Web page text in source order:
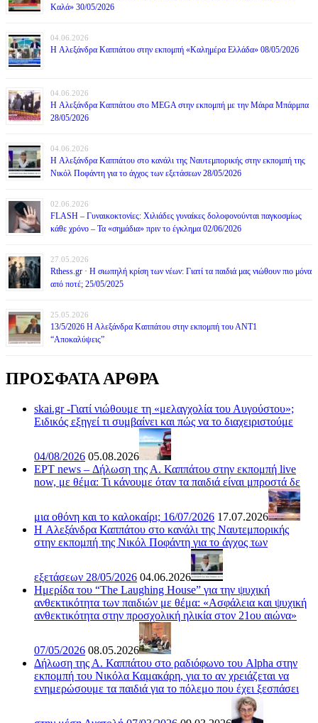
Καλά» 30/05/2026
04.06.2026
H Αλεξάνδρα Καππάτου στην εκπομπή «Καλημέρα Ελλάδα» 08/05/2026
04.06.2026
H Αλεξάνδρα Καππάτου στο MEGA στην εκπομπή με την Μάιρα Mπάρμπα
28/05/2026
04.06.2026
H Αλεξάνδρα Καππάτου στο κανάλι της Ναυτεμπορικής στην εκπομπή της
Νικόλ Ποφάντη για το άγχος των εξετάσεων 28/05/2026
02.06.2026
FLASH – Γυναικοκτονίες: Χιλιάδες γυναίκες δολοφονούνται παγκοσμίως
κάθε χρόνο – Τα «σημάδια» πριν το έγκλημα 02/06/2026
27.05.2026
Rthess.gr · Η σιωπηλή κρίση των νέων: Γιατί τα παιδιά μας νιώθουν πιο μόνα
από ποτέ; 25/05/2025
25.05.2026
13/5/2026 Η Αλεξάνδρα Καππάτου στην εκπομπή του ΑΝΤ1
“Αποκαλύψεις”
ΠΡΟΣΦΑΤΑ ΑΡΘΡΑ
skai.gr -Γιατί νιώθουμε τη «μελαγχολία του Αυγούστου»;
Ειδικός εξηγεί τι συμβαίνει και πώς να το διαχειριστούμε
04/08/2026 05.08.2026
ΕΡΤ news – Δήλωση της Α. Καππάτου στην εκπομπή live
now, με θέμα: Τι κάνουμε όταν τα παιδιά είναι μπροστά δε
μια οθόνη και το καλοκαίρι; 16/07/2026 17.07.2026
H Αλεξάνδρα Καππάτου στο κανάλι της Ναυτεμπορικής
στην εκπομπή της Νικόλ Ποφάντη για το άγχος των
εξετάσεων 28/05/2026 04.06.2026
Ημερίδα του “The Laughing House” για την ψυχική
ανθεκτικότητα των παιδιών με θέμα: «Ασφάλεια και ψυχική
ανθεκτικότητα στην προσχολική ηλικία στον 21ου αιώνα»
07/05/2026 08.05.2026
Δήλωση της Α. Καππάτου στο ραδιόφωνο του Alpha στην
εκπομπή του Νικόλα Καμακάρη, για το αν χρειάζεται να
ενημερώσουμε τα παιδιά για το πόλεμο που έχει ξεσπάσει